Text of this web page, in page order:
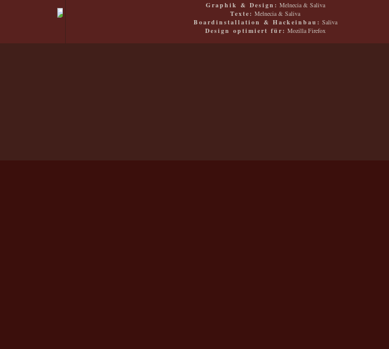
Graphik & Design: Melnecia & Saliva
Texte: Melnecia & Saliva
Boardinstallation & Hackeinbau: Saliva
Design optimiert für: Mozilla Firefox